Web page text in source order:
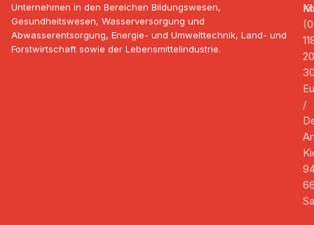
Unternehmen in den Bereichen Bildungswesen,
Gesundheitswesen, Wasserversorgung und
Abwasserentsorgung, Energie- und Umwelttechnik, Land- und
Forstwirtschaft sowie der Lebensmittelindustrie.
/